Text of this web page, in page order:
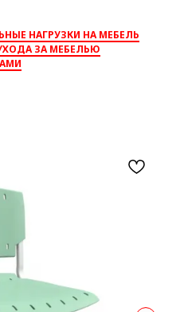
НАГРУЗКИ НА МЕБЕЛЬ
ЗА МЕБЕЛЬЮ